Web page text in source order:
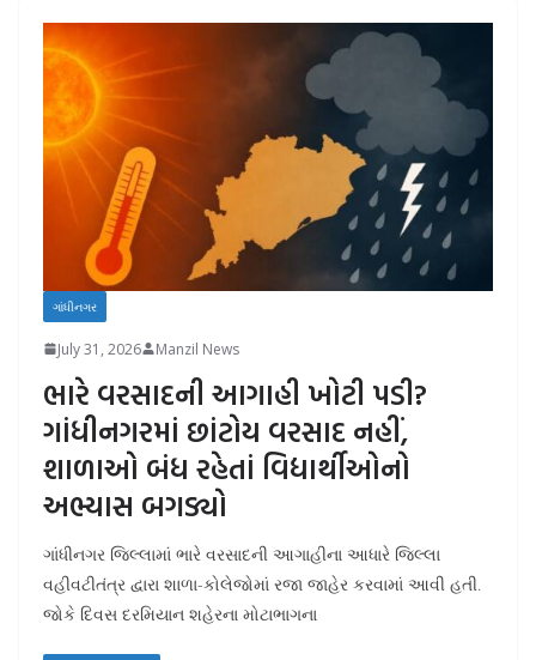
ગાંધીનગર
July 31, 2026 Manzil News
ભારે વરસાદની આગાહી ખોટી પડી?
ગાંધીનગરમાં છાંટોય વરસાદ નહીં,
શાળાઓ બંધ રહેતાં વિદ્યાર્થીઓનો
અભ્યાસ બગડ્યો
ગાંધીનગર જિલ્લામાં ભારે વરસાદની આગાહીના આધારે જિલ્લા
વહીવટીતંત્ર દ્વારા શાળા-કોલેજોમાં રજા જાહેર કરવામાં આવી હતી.
જોકે દિવસ દરમિયાન શહેરના મોટાભાગના